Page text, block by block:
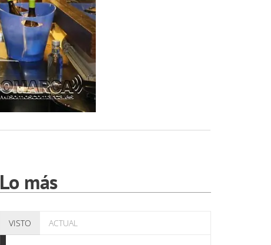
Lo más
VISTO ACTUAL